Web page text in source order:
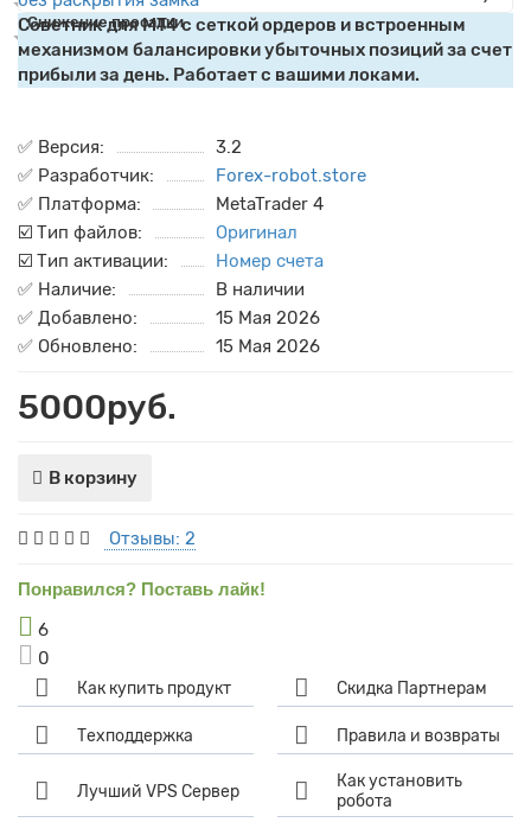
Снижение просадки
Советник для MT4 с сеткой ордеров и встроенным
механизмом балансировки убыточных позиций за счет
прибыли за день. Работает с вашими локами.
✅ Версия:
3.2
✅ Разработчик:
Forex-robot.store
✅ Платформа:
MetaTrader 4
☑️ Тип файлов:
Оригинал
☑️ Тип активации:
Номер счета
✅ Наличие:
В наличии
✅ Добавлено:
15 Мая 2026
✅ Обновлено:
15 Мая 2026
5000руб.
В корзину
Отзывы: 2
Понравился? Поставь лайк!
6
0
Как купить продукт Скидка Партнерам
Техподдержка Правила и возвраты
Лучший VPS Сервер
Как установить
робота